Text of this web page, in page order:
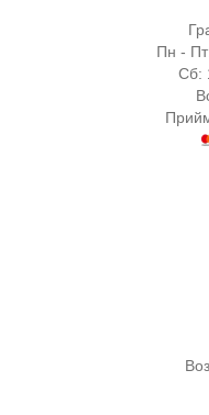
Пн -
Сб: